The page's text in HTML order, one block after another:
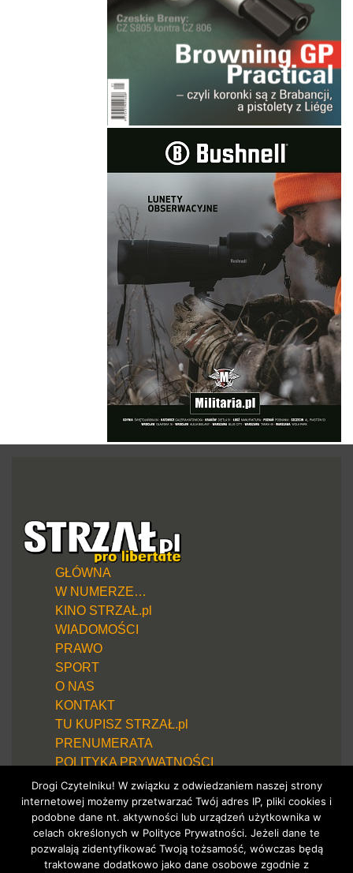
GŁÓWNA
W NUMERZE…
KINO STRZAŁ.pl
WIADOMOŚCI
PRAWO
SPORT
O NAS
KONTAKT
TU KUPISZ STRZAŁ.pl
PRENUMERATA
POLITYKA PRYWATNOŚCI
Drogi Czytelniku! W związku z odwiedzaniem naszej strony
internetowej możemy przetwarzać Twój adres IP, pliki cookies i
podobne dane nt. aktywności lub urządzeń użytkownika w
celach określonych w Polityce Prywatności. Jeżeli dane te
pozwalają zidentyfikować Twoją tożsamość, wówczas będą
traktowane dodatkowo jako dane osobowe zgodnie z